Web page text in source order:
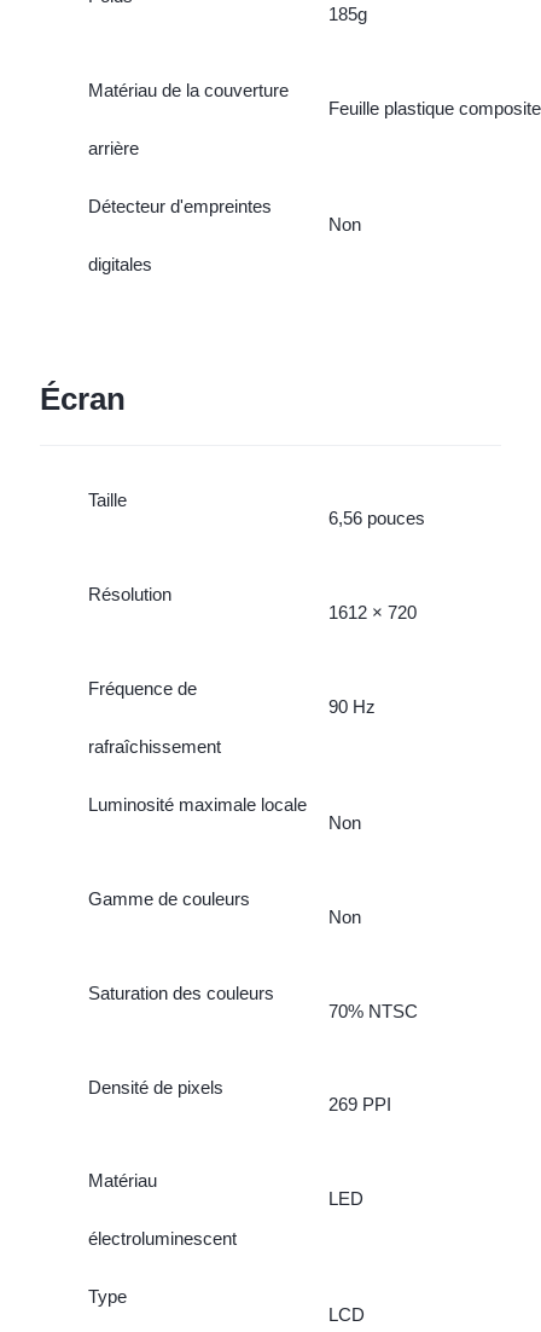
185g
Matériau de la couverture
arrière
Feuille plastique composite
Détecteur d'empreintes
digitales
Non
Écran
Taille
6,56 pouces
Résolution
1612 × 720
Fréquence de
rafraîchissement
90 Hz
Luminosité maximale locale
Non
Gamme de couleurs
Non
Saturation des couleurs
70% NTSC
Densité de pixels
269 PPI
Matériau
électroluminescent
LED
Type
LCD